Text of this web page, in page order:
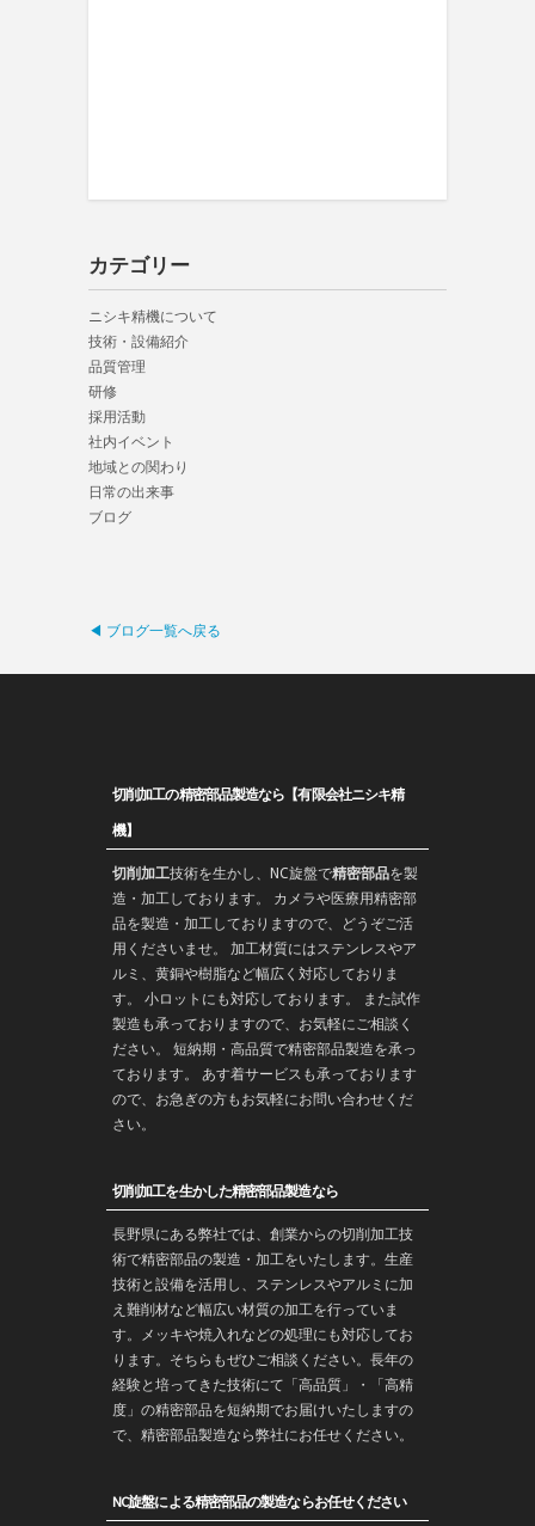
カテゴリー
ニシキ精機について
技術・設備紹介
品質管理
研修
採用活動
社内イベント
地域との関わり
日常の出来事
ブログ
◀ ブログ一覧へ戻る
切削加工の精密部品製造なら【有限会社ニシキ精
機】
切削加工技術を生かし、 NC旋盤で精密部品を製
造 ・加工しております。 カメラや医療用精密部
品を製造・加工しておりますので、どうぞご活
用くださいませ。 加工材質にはステンレスやア
ルミ、黄銅や樹脂など幅広く対応しておりま
す。 小ロットにも対応しております。 また試作
製造 も承っておりますので、お気軽にご相談く
ださい。 短納期・高品質で精密部品製造を承っ
ております。 あす着サービスも承っております
ので、お急ぎの方もお気軽にお問い合わせくだ
さい。
切削加工を生かした精密部品製造なら
長野県にある弊社では、創業からの切削加工技
術で精密部品の製造・ 加工をいたします。生産
技術と設備を活用し、ステンレスやアルミに加
え難削材など幅広い材質の加工を行っていま
す。メッキや焼入れなどの処理にも対応してお
ります。そちらもぜひご相談ください。長年の
経験と培ってきた技術にて「高品質」・「高精
度」の精密部品を短納期でお届けいたしますの
で、精密部品製造なら弊社にお任せください。
NC旋盤による精密部品の製造ならお任せください